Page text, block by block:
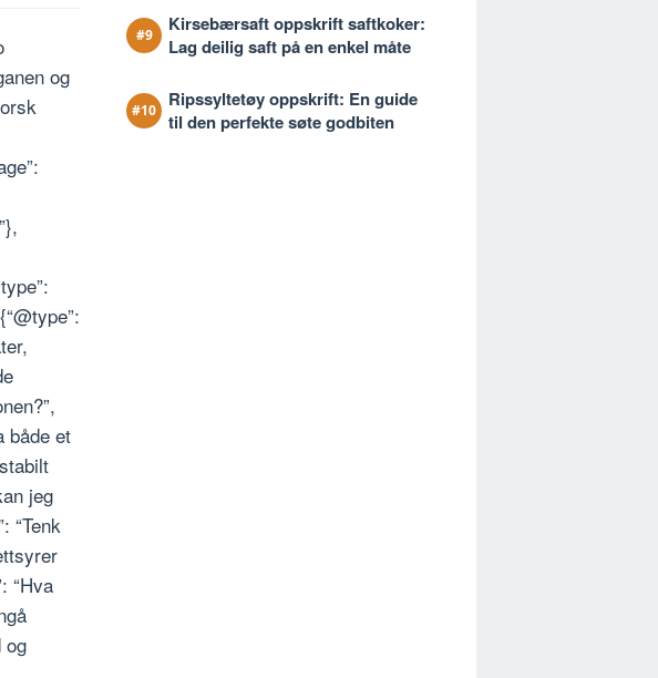
og
både et
jeg
“Tenk
“Hva
og
Kirsebærsaft oppskrift saftkoker:
Lag deilig saft på en enkel måte
Ripssyltetøy oppskrift: En guide
til den perfekte søte godbiten